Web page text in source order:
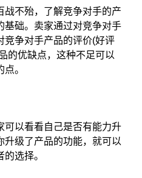
战不殆，了解竞争对手的产
基础。卖家通过对竞争对手
竞争对手产品的评价(好评
的优缺点，这种不足可以
。
可以看看自己是否有能力升
升级了产品的功能，就可以
选择。